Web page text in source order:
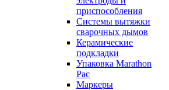
приспособления
Системы вытяжки
сварочных дымов
Керамические
подкладки
Упаковка Marathon
Pac
Маркеры